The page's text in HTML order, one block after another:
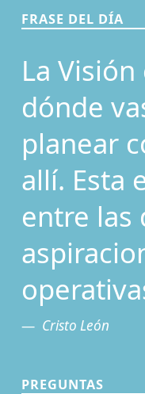
FRASE DEL DÍA
La
dónde
planear
allí. Esta
entre las
Cristo León
PREGUNTAS